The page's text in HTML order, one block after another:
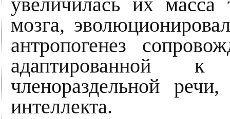
увеличилась их масса
мозга,
антропогенез
адаптированной к
членораздельной
интеллекта.